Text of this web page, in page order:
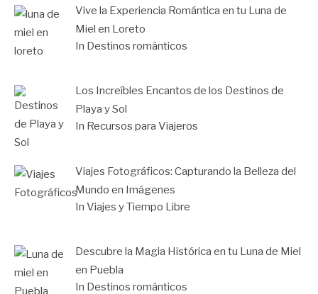
Vive la Experiencia Romántica en tu Luna de
Miel en Loreto
In Destinos románticos
Los Increíbles Encantos de los Destinos de
Playa y Sol
In Recursos para Viajeros
Viajes Fotográficos: Capturando la Belleza del
Mundo en Imágenes
In Viajes y Tiempo Libre
Descubre la Magia Histórica en tu Luna de Miel
en Puebla
In Destinos románticos